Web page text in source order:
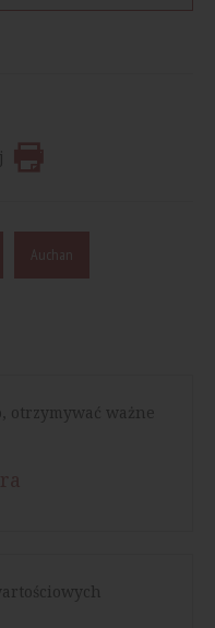
Auchan
otrzymywać ważne